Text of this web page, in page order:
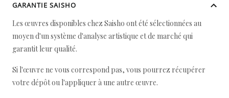
GARANTIE SAISHO
Les œuvres disponibles chez Saisho ont été sélectionnées au
moyen d'un système d'analyse artistique et de marché qui
garantit leur qualité.
Si l'œuvre ne vous correspond pas, vous pourrez récupérer
votre dépôt ou l'appliquer à une autre œuvre.